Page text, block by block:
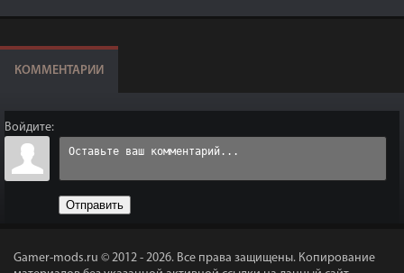
КОММЕНТАРИИ
Войдите:
Отправить
Gamer-mods.ru © 2012 - 2026. Все права защищены. Копирование